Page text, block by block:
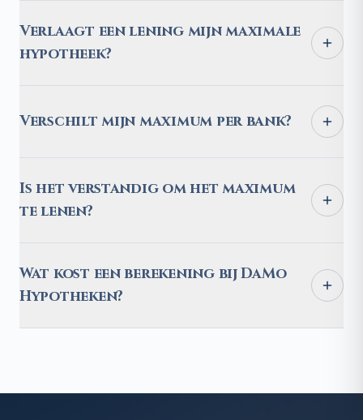
Verlaagt een lening mijn maximale
hypotheek?
Verschilt mijn maximum per bank?
Is het verstandig om het maximum
te lenen?
Wat kost een berekening bij DaMo
Hypotheken?